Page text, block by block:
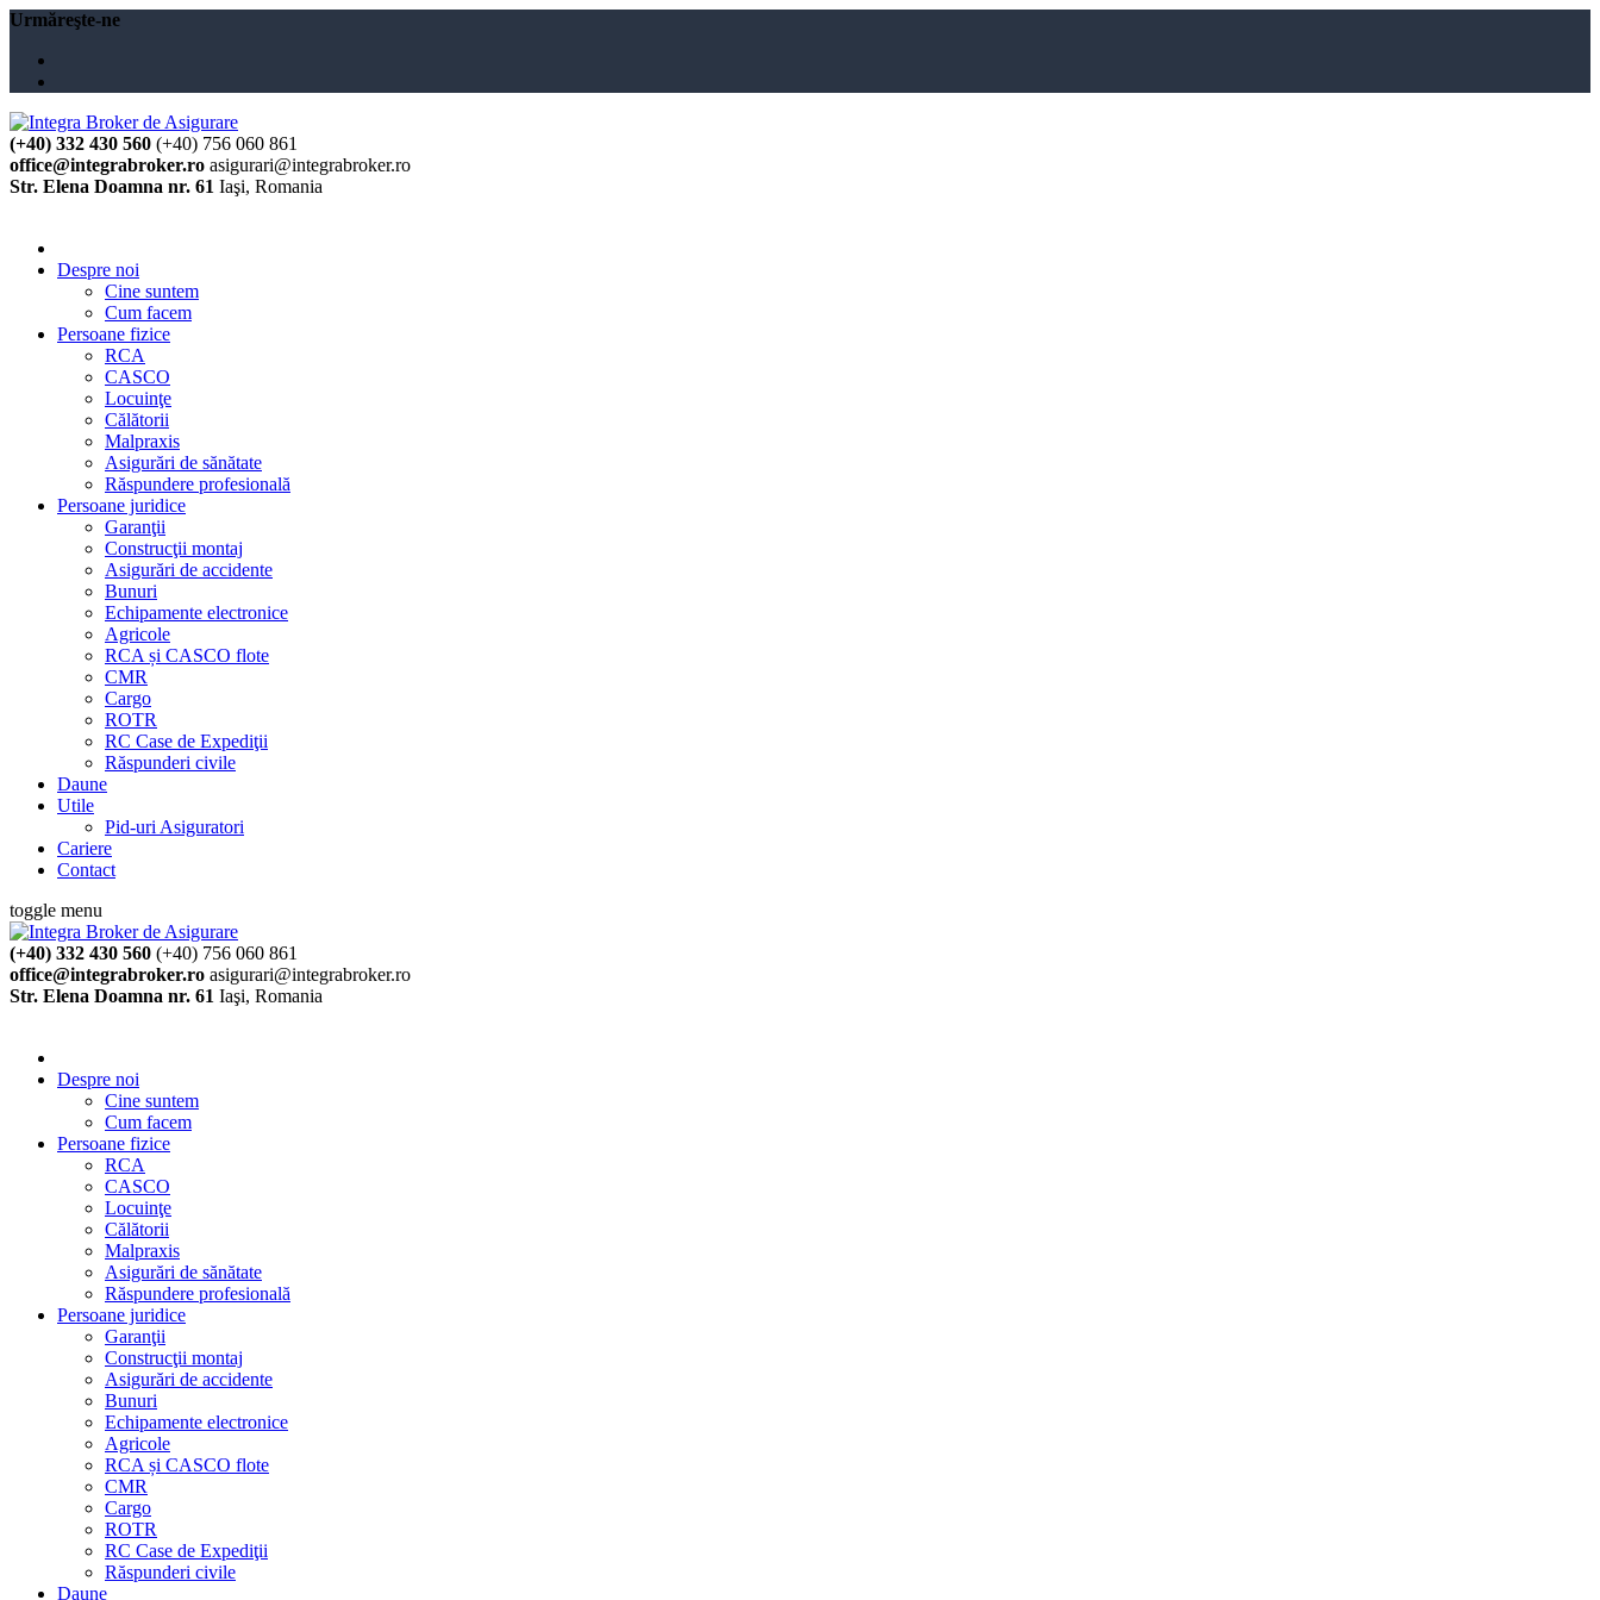
Urmăreşte-ne
(+40) 332 430 560 (+40) 756 060 861
office@integrabroker.ro asigurari@integrabroker.ro
Str. Elena Doamna nr. 61 Iaşi, Romania
Despre noi
Cine suntem
Cum facem
Persoane fizice
RCA
CASCO
Locuinţe
Călătorii
Malpraxis
Asigurări de sănătate
Răspundere profesională
Persoane juridice
Garanţii
Construcţii montaj
Asigurări de accidente
Bunuri
Echipamente electronice
Agricole
RCA și CASCO flote
CMR
Cargo
ROTR
RC Case de Expediţii
Răspunderi civile
Daune
Utile
Pid-uri Asiguratori
Cariere
Contact
toggle menu
(+40) 332 430 560 (+40) 756 060 861
office@integrabroker.ro asigurari@integrabroker.ro
Str. Elena Doamna nr. 61 Iaşi, Romania
Despre noi
Cine suntem
Cum facem
Persoane fizice
RCA
CASCO
Locuinţe
Călătorii
Malpraxis
Asigurări de sănătate
Răspundere profesională
Persoane juridice
Garanţii
Construcţii montaj
Asigurări de accidente
Bunuri
Echipamente electronice
Agricole
RCA și CASCO flote
CMR
Cargo
ROTR
RC Case de Expediţii
Răspunderi civile
Daune